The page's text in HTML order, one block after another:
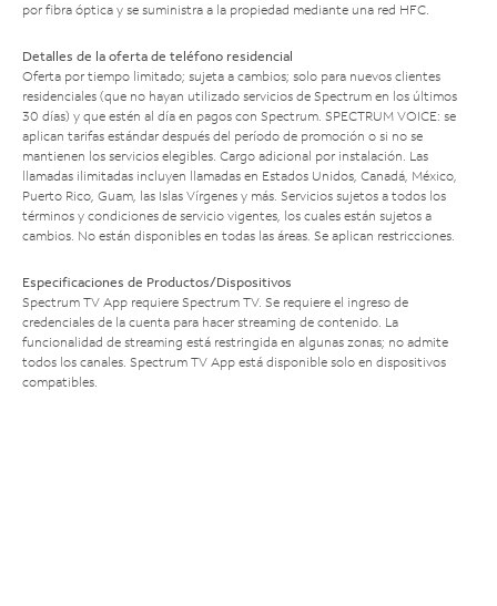
por fibra óptica y se suministra a la propiedad mediante una red HFC.
Detalles de la oferta de teléfono residencial
Oferta por tiempo limitado; sujeta a cambios; solo para nuevos clientes
residenciales (que no hayan utilizado servicios de Spectrum en los últimos
30 días) y que estén al día en pagos con Spectrum. SPECTRUM VOICE: se
aplican tarifas estándar después del período de promoción o si no se
mantienen los servicios elegibles. Cargo adicional por instalación. Las
llamadas ilimitadas incluyen llamadas en Estados Unidos, Canadá, México,
Puerto Rico, Guam, las Islas Vírgenes y más. Servicios sujetos a todos los
términos y condiciones de servicio vigentes, los cuales están sujetos a
cambios. No están disponibles en todas las áreas. Se aplican restricciones.
Especificaciones de Productos/Dispositivos
Spectrum TV App requiere Spectrum TV. Se requiere el ingreso de
credenciales de la cuenta para hacer streaming de contenido. La
funcionalidad de streaming está restringida en algunas zonas; no admite
todos los canales. Spectrum TV App está disponible solo en dispositivos
compatibles.